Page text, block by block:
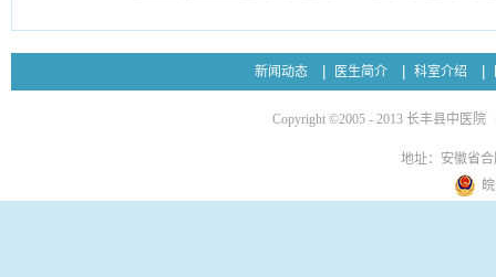
新闻动态 医生简介 科室介绍
Copyright ©2005 - 2013 长丰县中医院
地址：安徽省